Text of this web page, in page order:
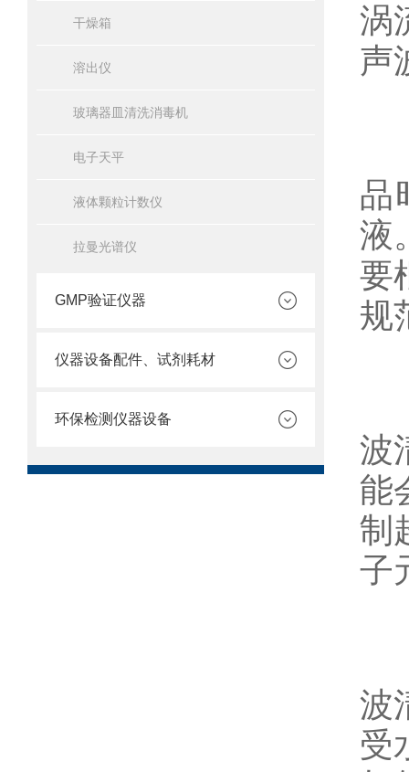
干燥箱
溶出仪
玻璃器皿清洗消毒机
电子天平
液体颗粒计数仪
拉曼光谱仪
GMP验证仪器
仪器设备配件、试剂耗材
环保检测仪器设备
涡
声
品
液
要
规
波
能
制
子
波
受